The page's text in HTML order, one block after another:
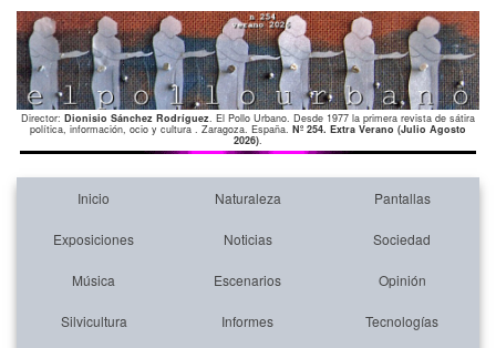
Director: Dionisio Sánchez Rodríguez. El Pollo Urbano. Desde 1977 la primera revista de sátira
política, información, ocio y cultura . Zaragoza. España. Nº 254. Extra Verano (Julio Agosto
2026).
Inicio Naturaleza Pantallas
Exposiciones Noticias Sociedad
Música Escenarios Opinión
Silvicultura Informes Tecnologías